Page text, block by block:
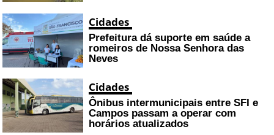
Cidades
Prefeitura dá suporte em saúde a
romeiros de Nossa Senhora das
Neves
Cidades
Ônibus intermunicipais entre SFI e
Campos passam a operar com
horários atualizados